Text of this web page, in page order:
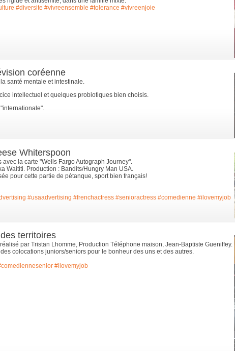
#diversite #vivreensemble #tolerance #vivreenjoie
coréenne
santé mentale et intestinale.
intellectuel et quelques probiotiques bien choisis.
Whiterspoon
la carte "Wells Fargo Autograph Journey".
Waititi. Production : Bandits/Hungry Man USA.
pour cette partie de pétanque, sport bien français!
#usaadvertising #frenchactress #senioractress #comedienne #ilovemyjob
territoires
par Tristan Lhomme, Production Téléphone maison, Jean-Baptiste Gueniffey.
colocations juniors/seniors pour le bonheur des uns et des autres.
#ilovemyjob